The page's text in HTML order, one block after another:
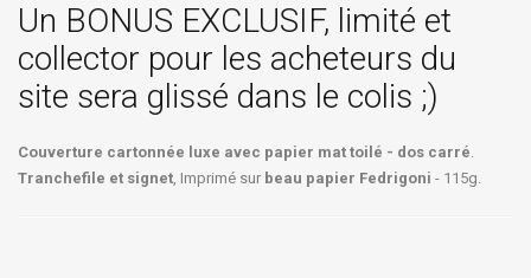
Un BONUS EXCLUSIF, limité et
collector pour les acheteurs du
site sera glissé dans le colis ;)
Couverture cartonnée luxe avec papier mat toilé - dos carré.
Tranchefile et signet, Imprimé sur beau papier Fedrigoni - 115g.